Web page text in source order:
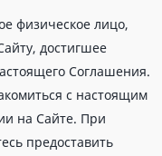
физическое лицо,
достигшее
Соглашения.
с настоящим
на Сайте. При
предоставить